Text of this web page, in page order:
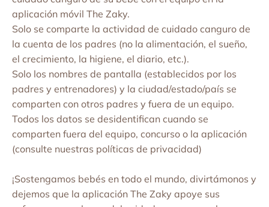
aplicación móvil The Zaky.
Solo se comparte la actividad de cuidado canguro de
la cuenta de los padres (no la alimentación, el sueño,
el crecimiento, la higiene, el diario, etc.).
Solo los nombres de pantalla (establecidos por los
padres y entrenadores) y la ciudad/estado/país se
comparten con otros padres y fuera de un equipo.
Todos los datos se desidentifican cuando se
comparten fuera del equipo, concurso o la aplicación
(consulte nuestras políticas de privacidad)
¡Sostengamos bebés en todo el mundo, divirtámonos y
dejemos que la aplicación The Zaky apoye sus